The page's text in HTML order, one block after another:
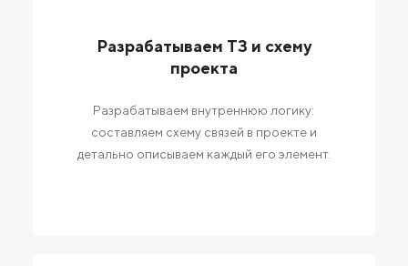
Разрабатываем ТЗ и схему
проекта
Разрабатываем внутреннюю логику:
составляем схему связей в проекте и
детально описываем каждый его элемент.